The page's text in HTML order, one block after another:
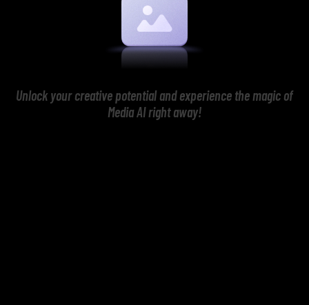
Unlock your creative potential and experience the magic of
Media AI right away!